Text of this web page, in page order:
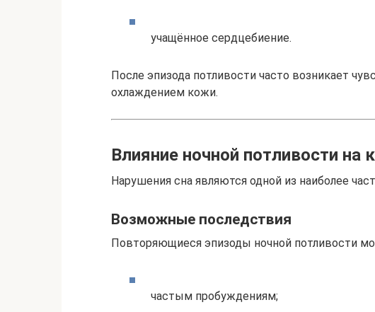
учащённое сердцебиение.
После эпизода потливости часто возникает
охлаждением кожи.
Влияние ночной потливости на
Нарушения сна являются одной из наиболее
Возможные последствия
Повторяющиеся эпизоды ночной потливости
частым пробуждениям;